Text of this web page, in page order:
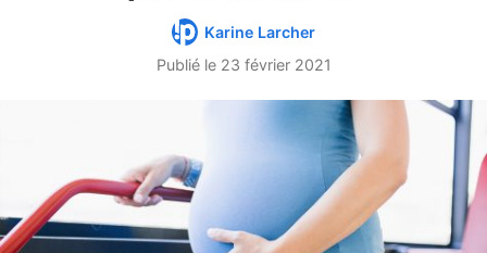
Karine Larcher
Publié le 23 février 2021